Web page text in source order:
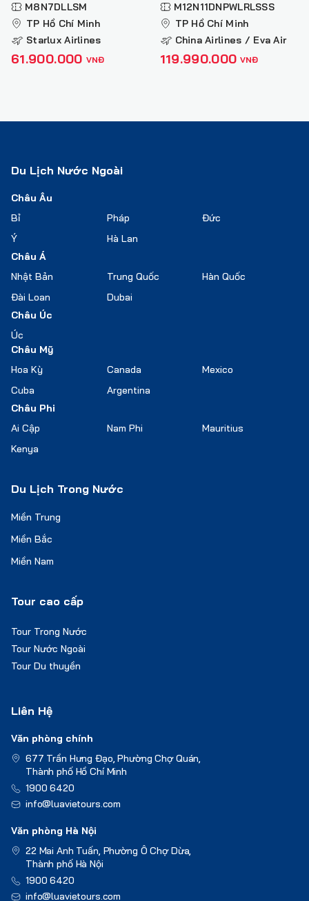
là thành công khi có xác nhận của Lửa Việt bằng email
hoặc văn bản.
MEXICO
M8N7DLLSM
TP Hồ Chí Minh
Starlux Airlines
61.900.000 VNĐ
VEGAS – RED ROCK
CANYON – LOS ANGELES
– SAN DIEGO – SAN JOSE
– SAN FRANCISCO
M12N11DNPWLRLSSS
TP Hồ Chí Minh
China Airlines / Eva Air
119.990.000 VNĐ
Du Lịch Nước Ngoài
Châu Âu
Bỉ
Pháp
Đức
Ý
Hà Lan
Châu Á
Nhật Bản
Trung Quốc
Hàn Quốc
Đài Loan
Dubai
Châu Úc
Úc
Châu Mỹ
Hoa Kỳ
Canada
Mexico
Cuba
Argentina
Châu Phi
Ai Cập
Nam Phi
Mauritius
Kenya
Du Lịch Trong Nước
Miền Trung
Miền Bắc
Miền Nam
Tour cao cấp
Tour Trong Nước
Tour Nước Ngoài
Tour Du thuyền
Liên Hệ
Văn phòng chính
677 Trần Hưng Đạo, Phường Chợ Quán,
Thành phố Hồ Chí Minh
1900 6420
info@luavietours.com
Văn phòng Hà Nội
22 Mai Anh Tuấn, Phường Ô Chợ Dừa,
Thành phố Hà Nội
1900 6420
info@luavietours.com